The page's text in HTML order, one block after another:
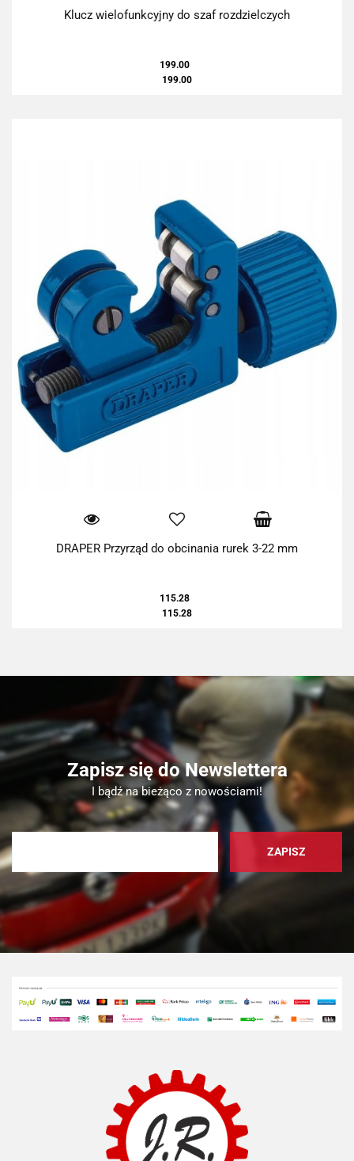
Klucz wielofunkcyjny do szaf rozdzielczych
199.00
199.00
DRAPER Przyrząd do obcinania rurek 3-22 mm
115.28
115.28
Zapisz się do Newslettera
I bądź na bieżąco z nowościami!